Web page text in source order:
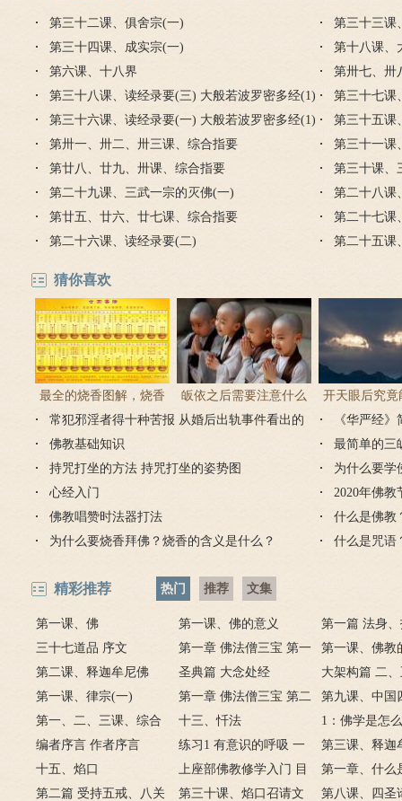
第三十二课、俱舍宗(一)
第三十三课
第三十四课、成实宗(一)
第十八课、
第六课、十八界
第卅七、卅
第三十八课、读经录要(三) 大般若波罗密多经(1)
第三十七课
第三十六课、读经录要(一) 大般若波罗密多经(1)
第三十五课
第卅一、卅二、卅三课、综合指要
第三十一课
第廿八、廿九、卅课、综合指要
第三十课、
第二十九课、三武一宗的灭佛(一)
第二十八课
第廿五、廿六、廿七课、综合指要
第二十七课
第二十六课、读经录要(二)
第二十五课
猜你喜欢
最全的烧香图解，烧香
有何含义与讲究？
皈依之后需要注意什么
吗 皈依佛门后的注意事
开天眼后究竟
么？
常犯邪淫者得十种苦报 从婚后出轨事件看出的
因果报应
《华严经
佛教基础知识
最简单的三
持咒打坐的方法 持咒打坐的姿势图
为什么要学
心经入门
2020年佛教
佛教唱赞时法器打法
什么是佛教
为什么要烧香拜佛？烧香的含义是什么？
什么是咒语
精彩推荐 热门 推荐 文集
第一课、佛 第一课、佛的意义
第一篇 法身
身
三十七道品 序文
第一章 佛法僧三宝 第一
节 何谓佛
第一课、佛教
第二课、释迦牟尼佛
(一)
圣典篇 大念处经
大架构篇 二
力
第一课、律宗(一)
第一章 佛法僧三宝 第二
节 释迎牟尼佛
第九课、中国
(一)
第一、二、三课、综合
指要
十三、忏法
1：佛学是怎
编者序言 作者序言
练习1 有意识的呼吸 一
正念观身
第三课、释迦
(二)
十五、焰口
上座部佛教修学入门 目
录
第一章、什么
三节、佛教的
第二篇 受持五戒、八关
第三十课、焰口召请文
第八课、四圣